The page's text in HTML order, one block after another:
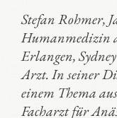
Stefan Rohmer,
Humanmedizin
Erlangen,
Arzt. In seiner
einem Thema
Facharzt für